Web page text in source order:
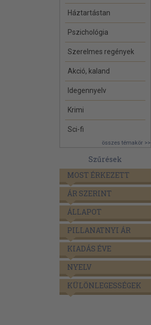
Háztartástan
Pszichológia
Szerelmes regények
Akció, kaland
Idegennyelv
Krimi
Sci-fi
összes témakör >>
Szűrések
MOST ÉRKEZETT
ÁR SZERINT
ÁLLAPOT
PILLANATNYI ÁR
KIADÁS ÉVE
NYELV
KÜLÖNLEGESSÉGEK